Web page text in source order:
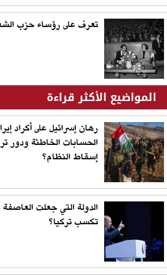
تعرف على رؤساء حزب
المواضيع الأكثر قراءة
رهان إسرائيل على أكراد
الحسابات الخاطئة ودور
إسقاط النظام؟
الدولة التي جعلت
تكسب تركيا؟